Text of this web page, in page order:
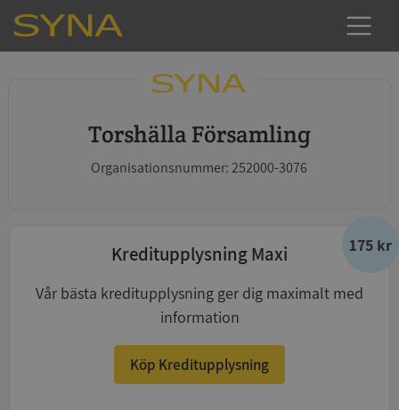
Torshälla Församling
Organisationsnummer: 252000-3076
175 kr
Kreditupplysning Maxi
Vår bästa kreditupplysning ger dig maximalt med
information
Köp Kreditupplysning